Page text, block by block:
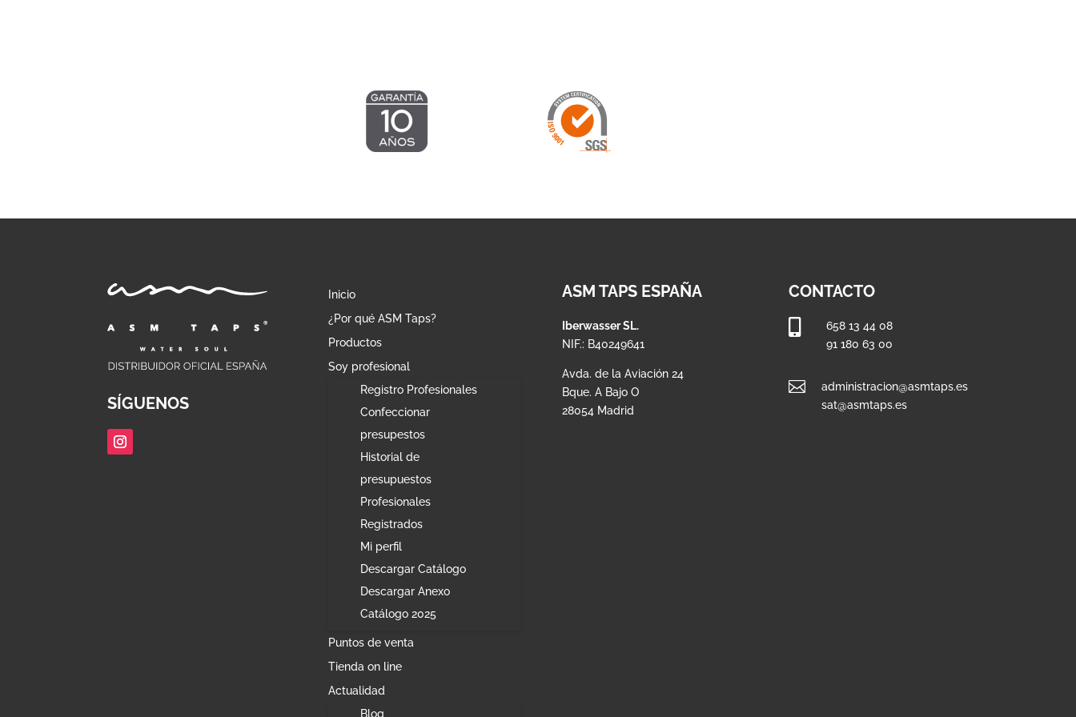
SÍGUENOS
Inicio
¿Por qué ASM Taps?
Productos
Soy profesional
Registro Profesionales
Confeccionar
presupestos
Historial de
presupuestos
Profesionales
Registrados
Mi perfil
Descargar Catálogo
Descargar Anexo
Catálogo 2025
Puntos de venta
Tienda on line
Actualidad
Blog
ASM TAPS ESPAÑA
Iberwasser SL.
NIF.: B40249641
Avda. de la Aviación 24
Bque. A Bajo O
28054 Madrid
CONTACTO

658 13 44 08
91 180 63 00

administracion@asmtaps.es
sat@asmtaps.es